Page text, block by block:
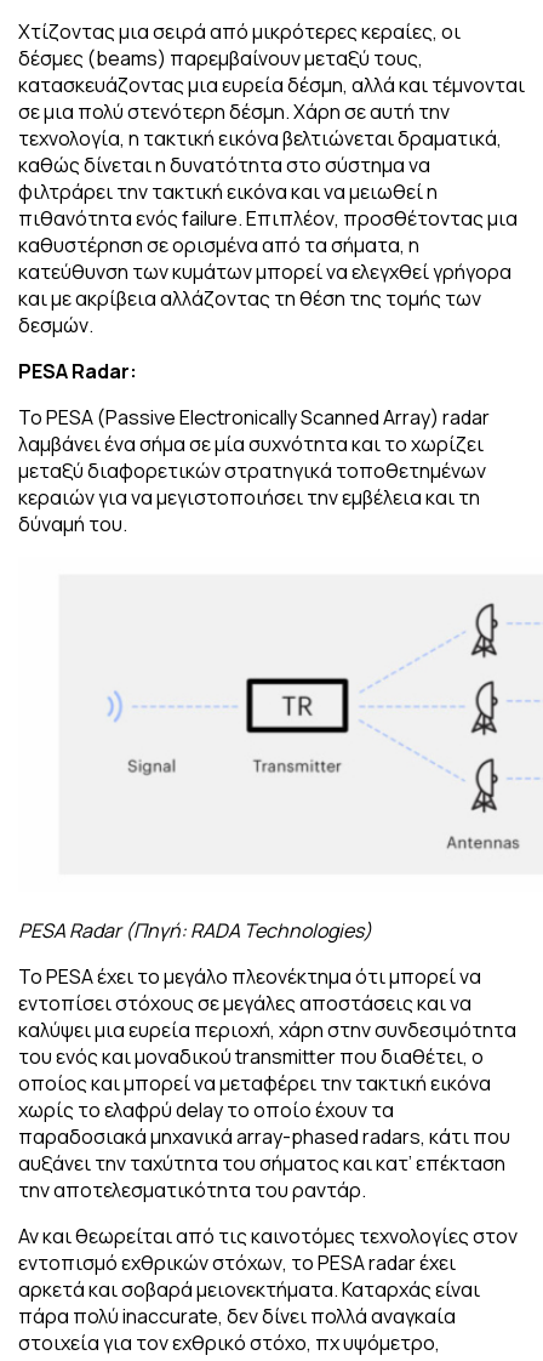
Χτίζοντας μια σειρά από μικρότερες κεραίες, οι
δέσμες (beams) παρεμβαίνουν μεταξύ τους,
κατασκευάζοντας μια ευρεία δέσμη, αλλά και τέμνονται
σε μια πολύ στενότερη δέσμη. Χάρη σε αυτή την
τεχνολογία, η τακτική εικόνα βελτιώνεται δραματικά,
καθώς δίνεται η δυνατότητα στο σύστημα να
φιλτράρει την τακτική εικόνα και να μειωθεί η
πιθανότητα ενός failure. Επιπλέον, προσθέτοντας μια
καθυστέρηση σε ορισμένα από τα σήματα, η
κατεύθυνση των κυμάτων μπορεί να ελεγχθεί γρήγορα
και με ακρίβεια αλλάζοντας τη θέση της τομής των
δεσμών.
PESARadar:
Το PESA (Passive Electronically Scanned Array) radar
λαμβάνει ένα σήμα σε μία συχνότητα και το χωρίζει
μεταξύ διαφορετικών στρατηγικά τοποθετημένων
κεραιών για να μεγιστοποιήσει την εμβέλεια και τη
δύναμή του.
PESA Radar (Πηγή: RADA Technologies)
Το PESA έχει το μεγάλο πλεονέκτημα ότι μπορεί να
εντοπίσει στόχους σε μεγάλες αποστάσεις και να
καλύψει μια ευρεία περιοχή, χάρη στην συνδεσιμότητα
του ενός και μοναδικού transmitter που διαθέτει, ο
οποίος και μπορεί να μεταφέρει την τακτική εικόνα
χωρίς το ελαφρύ delay το οποίο έχουν τα
παραδοσιακά μηχανικά array-phased radars, κάτι που
αυξάνει την ταχύτητα του σήματος και κατ’ επέκταση
την αποτελεσματικότητα του ραντάρ.
Αν και θεωρείται από τις καινοτόμες τεχνολογίες στον
εντοπισμό εχθρικών στόχων, το PESA radar έχει
αρκετά και σοβαρά μειονεκτήματα. Καταρχάς είναι
πάρα πολύ inaccurate, δεν δίνει πολλά αναγκαία
στοιχεία για τον εχθρικό στόχο, πχ υψόμετρο,